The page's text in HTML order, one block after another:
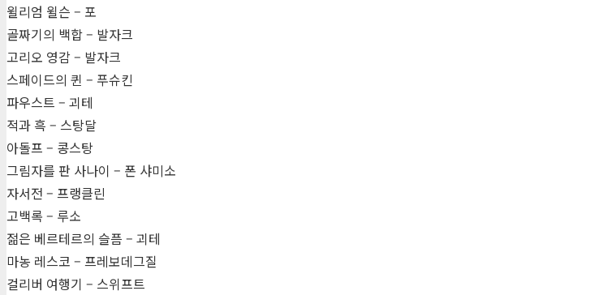
윌리엄 윌슨 – 포
골짜기의 백합 – 발자크
고리오 영감 – 발자크
스페이드의 퀸 – 푸슈킨
파우스트 – 괴테
적과 흑 – 스탕달
아돌프 – 콩스탕
그림자를 판 사나이 – 폰 샤미소
자서전 – 프랭클린
고백록 – 루소
젊은 베르테르의 슬픔 – 괴테
마농 레스코 – 프레보데그질
걸리버 여행기 – 스위프트